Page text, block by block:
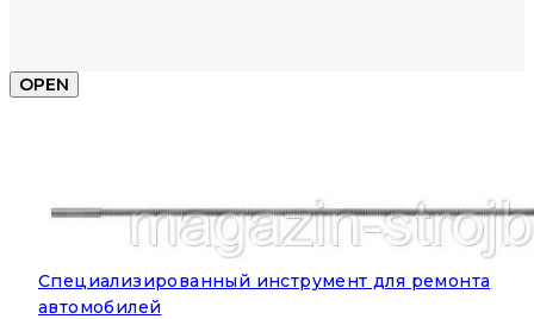
OPEN
Специализированный инструмент для ремонта
автомобилей